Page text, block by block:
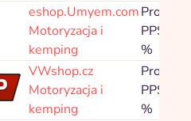
eshop.Umyem.com
Motoryzacja i
kemping
Prowizja
PPS
%
VWshop.cz
Motoryzacja i
kemping
Prowizja
PPS
%